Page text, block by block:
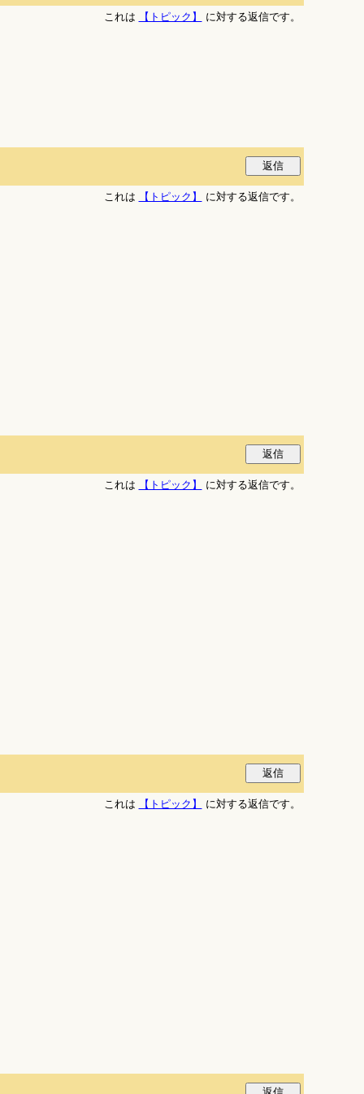
これは 【トピック】 に対する返信です。
これは 【トピック】 に対する返信です。
これは 【トピック】 に対する返信です。
これは 【トピック】 に対する返信です。